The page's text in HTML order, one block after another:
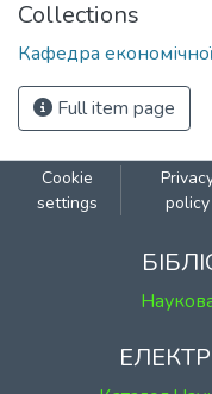
Collections
Кафедра економічної
Full item page
Cookie
settings
policy